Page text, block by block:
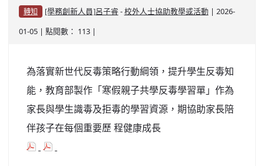
轉知 [學務創新人員]呂子睿 - 校外人士協助教學或活動 | 2026-
01-05 | 點閱數： 113 |
為落實新世代反毒策略行動綱領，提升學生反毒知
能，教育部製作「寒假親子共學反毒學習單」作為
家長與學生識毒及拒毒的學習資源，期協助家長陪
伴孩子在每個重要歷 程健康成長